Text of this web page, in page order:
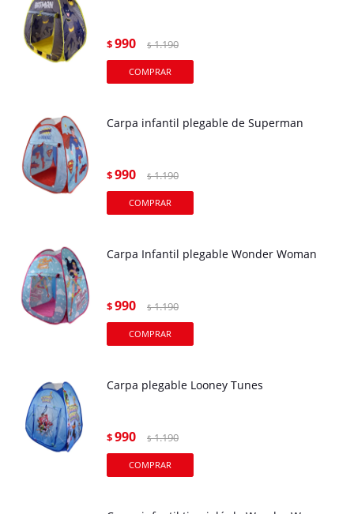
$990 $ 1.190
Carpa infantil plegable de Superman
$990 $ 1.190
Carpa Infantil plegable Wonder Woman
$990 $ 1.190
Carpa plegable Looney Tunes
$990 $ 1.190